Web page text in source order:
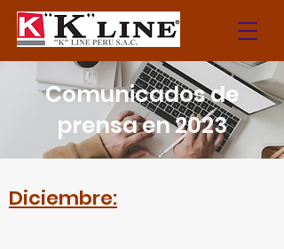
Comunicados de
prensa en 2023
Diciembre: